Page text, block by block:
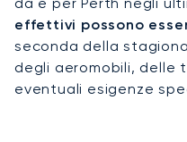
rigorosi standard di
servizio. A Perth,
arrivi discreti per i
accesso in elicottero
regionali e soluzioni su
effettivi possono
seconda della
degli aeromobili, delle
eventuali esigenze